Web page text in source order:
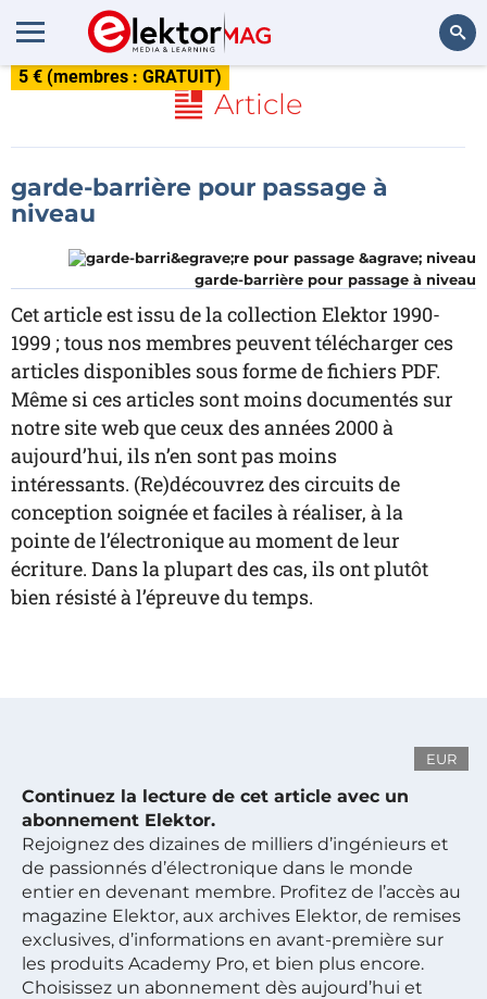
5 € (membres : GRATUIT)
Article
garde-barrière pour passage à
niveau
garde-barrière pour passage à niveau
Cet article est issu de la collection Elektor 1990-
1999 ; tous nos membres peuvent télécharger ces
articles disponibles sous forme de fichiers PDF.
Même si ces articles sont moins documentés sur
notre site web que ceux des années 2000 à
aujourd’hui, ils n’en sont pas moins
intéressants. (Re)découvrez des circuits de
conception soignée et faciles à réaliser, à la
pointe de l’électronique au moment de leur
écriture. Dans la plupart des cas, ils ont plutôt
bien résisté à l’épreuve du temps.
EUR
Continuez la lecture de cet article avec un
abonnement Elektor.
Rejoignez des dizaines de milliers d’ingénieurs et
de passionnés d’électronique dans le monde
entier en devenant membre. Profitez de l’accès au
magazine Elektor, aux archives Elektor, de remises
exclusives, d’informations en avant-première sur
les produits Academy Pro, et bien plus encore.
Choisissez un abonnement dès aujourd’hui et